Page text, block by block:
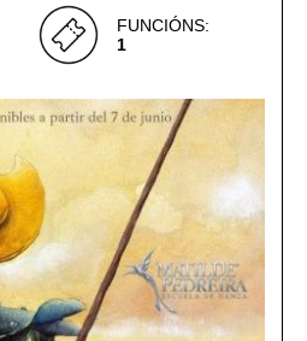
FUNCIÓNS:
1